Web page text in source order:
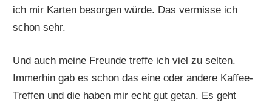
ich mir Karten besorgen würde. Das vermisse ich
schon sehr.
Und auch meine Freunde treffe ich viel zu selten.
Immerhin gab es schon das eine oder andere Kaffee-
Treffen und die haben mir echt gut getan. Es geht